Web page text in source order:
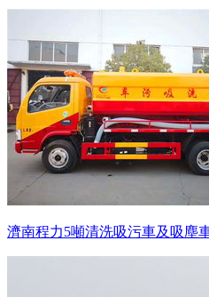
濟南程力5噸清洗吸污車及吸塵